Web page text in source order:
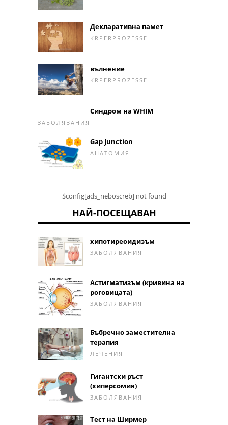
Декларативна памет
KRPERPROZESSE
вълнение
KRPERPROZESSE
Синдром на WHIM
ЗАБОЛЯВАНИЯ
Gap Junction
АНАТОМИЯ
$config[ads_neboscreb] not found
НАЙ-ПОСЕЩАВАН
хипотиреоидизъм
ЗАБОЛЯВАНИЯ
Астигматизъм (кривина на
роговицата)
ЗАБОЛЯВАНИЯ
Бъбречно заместителна
терапия
ЛЕЧЕНИЯ
Гигантски ръст
(хиперсомия)
ЗАБОЛЯВАНИЯ
Тест на Ширмер